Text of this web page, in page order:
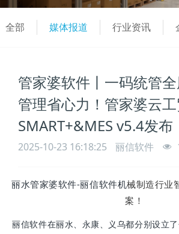
全部 媒体报道 行业资讯
管家婆软件丨一码统管
管理省心力！管家婆云
SMART+&MES v5.4发布
2025-10-23 16:18:25 丽信软件
丽水管家婆软件-丽信软件机械制造行业
案！
丽信软件在丽水、永康、义乌都分别设立了